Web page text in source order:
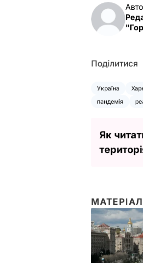
Поділитися
Україна
пандемія
Як